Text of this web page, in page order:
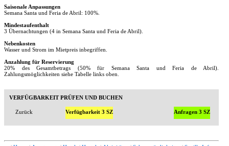
Saisonale Anpassungen
Semana Santa und Feria de Abril: 100%.
Mindestaufenthalt
3 Übernachtungen (4 in Semana Santa und Feria de Abril).
Nebenkosten
Wasser und Strom im Mietpreis inbegriffen.
Anzahlung für Reservierung
20% des Gesamtbetrags (50% für Semana Santa und Feria de Abril).
Zahlungsmöglichkeiten siehe Tabelle links oben.
VERFÜGBARKEIT PRÜFEN UND BUCHEN
Zurück Verfügbarkeit 3 SZ Anfragen 3 SZ